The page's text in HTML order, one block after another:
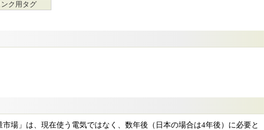
ンク用タグ
場」は、現在使う電気ではなく、数年後（日本の場合は4年後）に必要と